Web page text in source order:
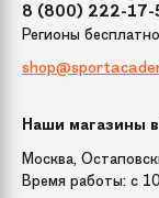
8 (800) 222-17-
Регионы бесплатно
Наши магазины
Москва,
Время работы: c